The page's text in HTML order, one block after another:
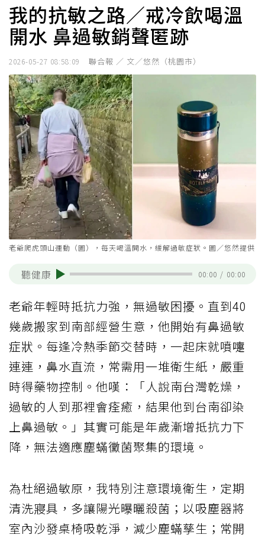
我的抗敏之路／戒冷飲喝溫
開水 鼻過敏銷聲匿跡
2026-05-27 08:58:09 聯合報 ／ 文／悠然（桃園市）
老爺爬虎頭山運動（圖），每天喝溫開水，緩解過敏症狀。圖／悠然提供
聽健康 00:00 / 00:00
老爺年輕時抵抗力強，無過敏困擾。直到40
幾歲搬家到南部經營生意，他開始有鼻過敏
症狀。每逢冷熱季節交替時，一起床就噴嚏
連連，鼻水直流，常需用一堆衛生紙，嚴重
時得藥物控制。他嘆：「人說南台灣乾燥，
過敏的人到那裡會痊癒，結果他到台南卻染
上鼻過敏。」其實可能是年歲漸增抵抗力下
降，無法適應塵蟎黴菌聚集的環境。
為杜絕過敏原，我特別注意環境衛生，定期
清洗寢具，多讓陽光曝曬殺菌；以吸塵器將
室內沙發桌椅吸乾淨，減少塵蟎孳生；常開